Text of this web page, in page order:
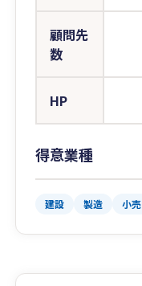
顧問先
数
HP
得意業種
建設 製造 小売